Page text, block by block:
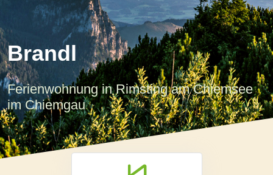
Brandl
Ferienwohnung in Rimsting am Chiemsee
im Chiemgau